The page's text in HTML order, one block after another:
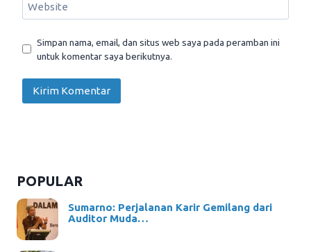
Website
Simpan nama, email, dan situs web saya pada peramban ini
untuk komentar saya berikutnya.
POPULAR
Sumarno: Perjalanan Karir Gemilang dari
Auditor Muda…